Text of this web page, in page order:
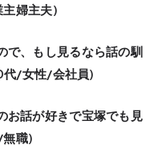
婦主夫)
で、もし見るなら話の馴
代/女性/会社員)
お話が好きで宝塚でも見
職)